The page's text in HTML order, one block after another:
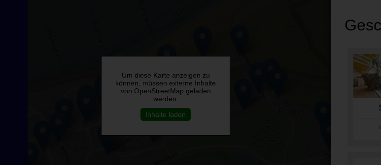
Um diese Karte anzeigen zu
können, müssen externe Inhalte
von OpenStreetMap geladen
werden.
Inhalte laden